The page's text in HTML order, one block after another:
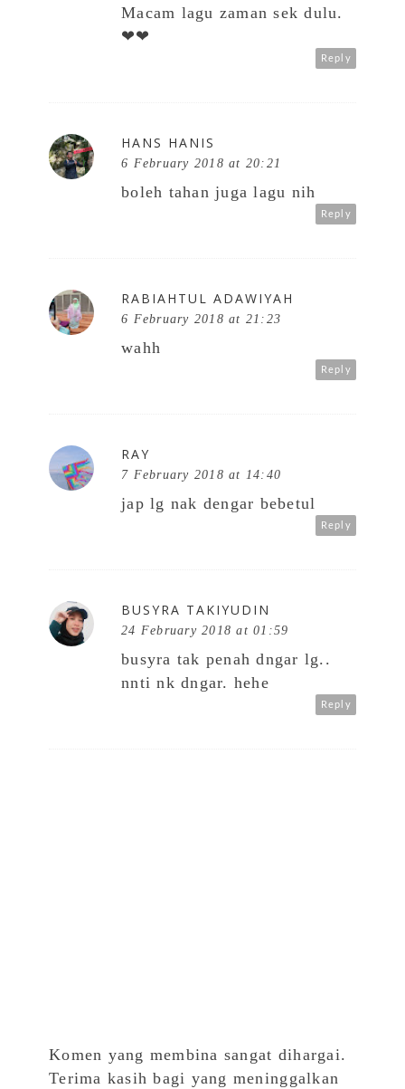
Macam lagu zaman sek dulu.
❤❤
Reply
HANS HANIS
6 February 2018 at 20:21
boleh tahan juga lagu nih
Reply
RABIAHTUL ADAWIYAH
6 February 2018 at 21:23
wahh
Reply
RAY
7 February 2018 at 14:40
jap lg nak dengar bebetul
Reply
BUSYRA TAKIYUDIN
24 February 2018 at 01:59
busyra tak penah dngar lg..
nnti nk dngar. hehe
Reply
Komen yang membina sangat dihargai.
Terima kasih bagi yang meninggalkan